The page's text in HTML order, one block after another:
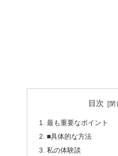
目次
最も重要なポイント
■具体的な方法
私の体験談